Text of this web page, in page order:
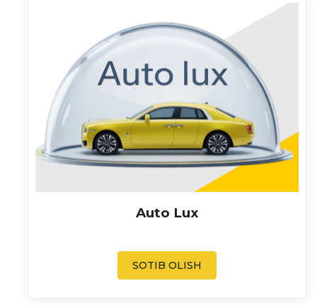
Auto Lux
SOTIB OLISH